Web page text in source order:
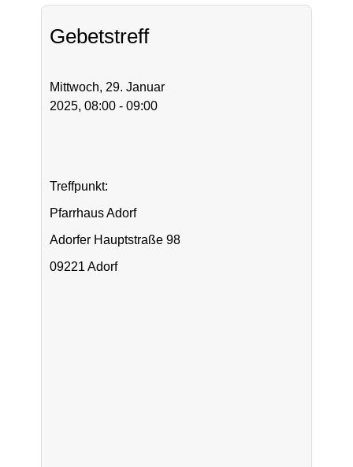
Gebetstreff
Mittwoch, 29. Januar
2025, 08:00 - 09:00
Treffpunkt:
Pfarrhaus Adorf
Adorfer Hauptstraße 98
09221 Adorf